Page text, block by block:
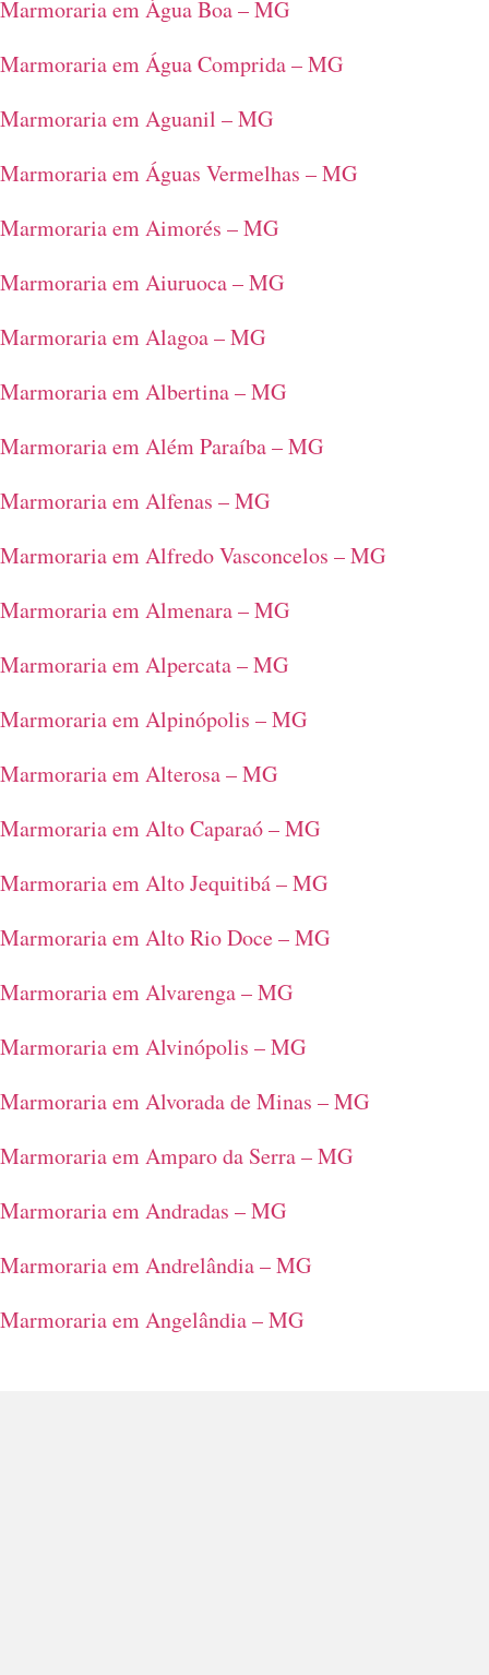
Marmoraria em Água Boa – MG
Marmoraria em Água Comprida – MG
Marmoraria em Aguanil – MG
Marmoraria em Águas Vermelhas – MG
Marmoraria em Aimorés – MG
Marmoraria em Aiuruoca – MG
Marmoraria em Alagoa – MG
Marmoraria em Albertina – MG
Marmoraria em Além Paraíba – MG
Marmoraria em Alfenas – MG
Marmoraria em Alfredo Vasconcelos – MG
Marmoraria em Almenara – MG
Marmoraria em Alpercata – MG
Marmoraria em Alpinópolis – MG
Marmoraria em Alterosa – MG
Marmoraria em Alto Caparaó – MG
Marmoraria em Alto Jequitibá – MG
Marmoraria em Alto Rio Doce – MG
Marmoraria em Alvarenga – MG
Marmoraria em Alvinópolis – MG
Marmoraria em Alvorada de Minas – MG
Marmoraria em Amparo da Serra – MG
Marmoraria em Andradas – MG
Marmoraria em Andrelândia – MG
Marmoraria em Angelândia – MG